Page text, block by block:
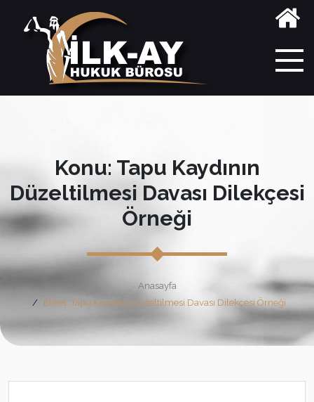
Konu: Tapu Kaydının
Düzeltilmesi Davası Dilekçesi
Örneği
Anasayfa
Etiket: Tapu Kaydının Düzeltilmesi Davası Dilekçesi Örneği